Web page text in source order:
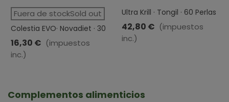
Fuera de stockSold out
Colestia EVO· Novadiet · 30
Cápsulas
16,30 € (impuestos
inc.)
Ultra Krill · Tongil · 60 Perlas
42,80 € (impuestos
inc.)
Complementos alimenticios